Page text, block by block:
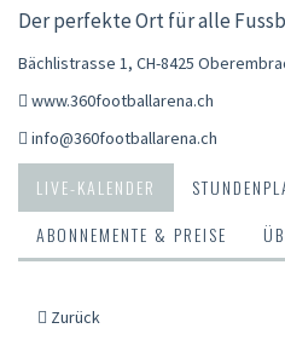
Der perfekte Ort für alle
Bächlistrasse 1, CH-8425
www.360footballarena.ch
info@360footballarena.ch
LIVE-KALENDER
ABONNEMENTE & PREISE
Zurück